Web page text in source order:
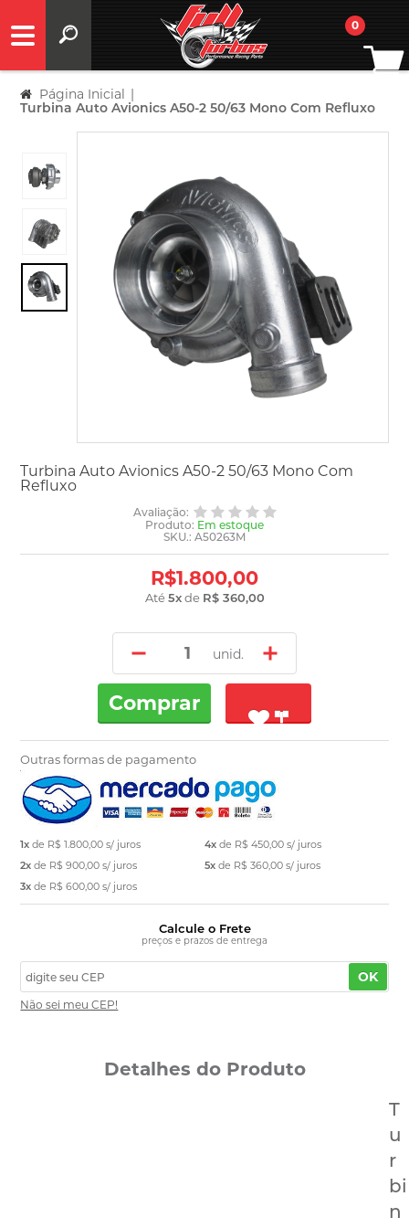
0
Página Inicial |
Turbina Auto Avionics A50-2 50/63 Mono Com Refluxo
Turbina Auto Avionics A50-2 50/63 Mono Com
Refluxo
Avaliação:
Produto: Em estoque
SKU.: A50263M
R$1.800,00
Até5xde R$ 360,00
unid.
Comprar
Outras formas de pagamento
1xde R$ 1.800,00s/ juros
2xde R$ 900,00s/ juros
3xde R$ 600,00s/ juros
4x de R$ 450,00 s/ juros
5x de R$ 360,00 s/ juros
Calcule o Frete
preços e prazos de entrega
OK
Não sei meu CEP!
Detalhes do Produto
T
u
r
bi
n